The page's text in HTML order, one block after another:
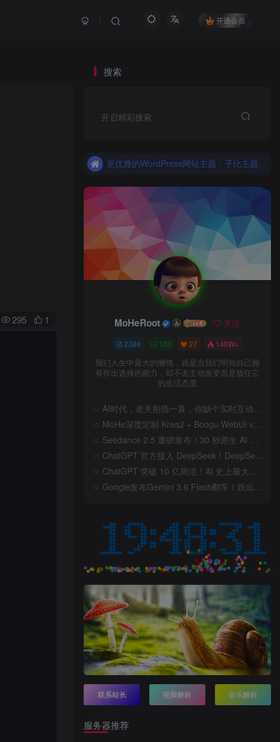
开通会员
295 1
搜索
开启精彩搜索
子比主题，更优雅的Wordpress主题
子比主题，更优雅的Wordpress主题
MoHeRoot 关注
2384 103 27 140W+
我们人生中最大的懒惰，就是当我们明知自己拥
有作出选择的能力，却不去主动改变而是放任它
的生活态度
AI时代，老夫掐指一算，你缺个实时互动的 AI 赛博女友！无需 API、完全免费、实时语音互动，零延迟打造专属 AI 数字女友，附本地部署教程！
MoHe深度定制 Krea2 + Boogu WebUI v2.0 重磅发布！专为 AI 室内设计师打造，一键切换定制工作流，彻底告别 ComfyUI 复杂节点，一键生图！
Seedance 2.5 重磅发布！30 秒原生 AI 视频、50 个多模态参考、原位编辑全上线，告别抽卡盲盒，AI 视频正式进入导演时代！
ChatGPT 官方接入 DeepSeek！DeepSeek V4 Flash 0731 重磅开源发布！AI 编程能力全面升级，支持识图、支持 Responses API，本地部署全攻略！
ChatGPT 突破 10 亿周活！AI 史上最大用户奇迹背后，OpenAI 正面对一场百亿美元级商业挑战
Google发布Gemini 3.6 Flash翻车！跌出全球智能榜前十！Google 新模型遭遇口碑争议，附个人一些使用体验——变慢/降智/弱智，Gemini现在真的是一团糟，Google版豆包！
联系站长 视频解析 音乐解析
服务器推荐